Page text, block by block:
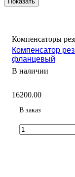
Компенсаторы
Компенсатор
фланцевый
В наличии
16200.00
В заказ